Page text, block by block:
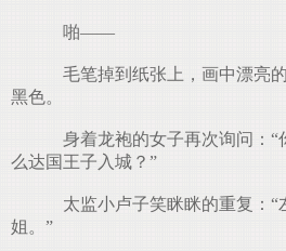
啪——
毛笔掉到纸张上，画中漂亮
黑色。
身着龙袍的女子再次询问：
么达国王子入城？”
太监小卢子笑眯眯的重复：“
姐。”